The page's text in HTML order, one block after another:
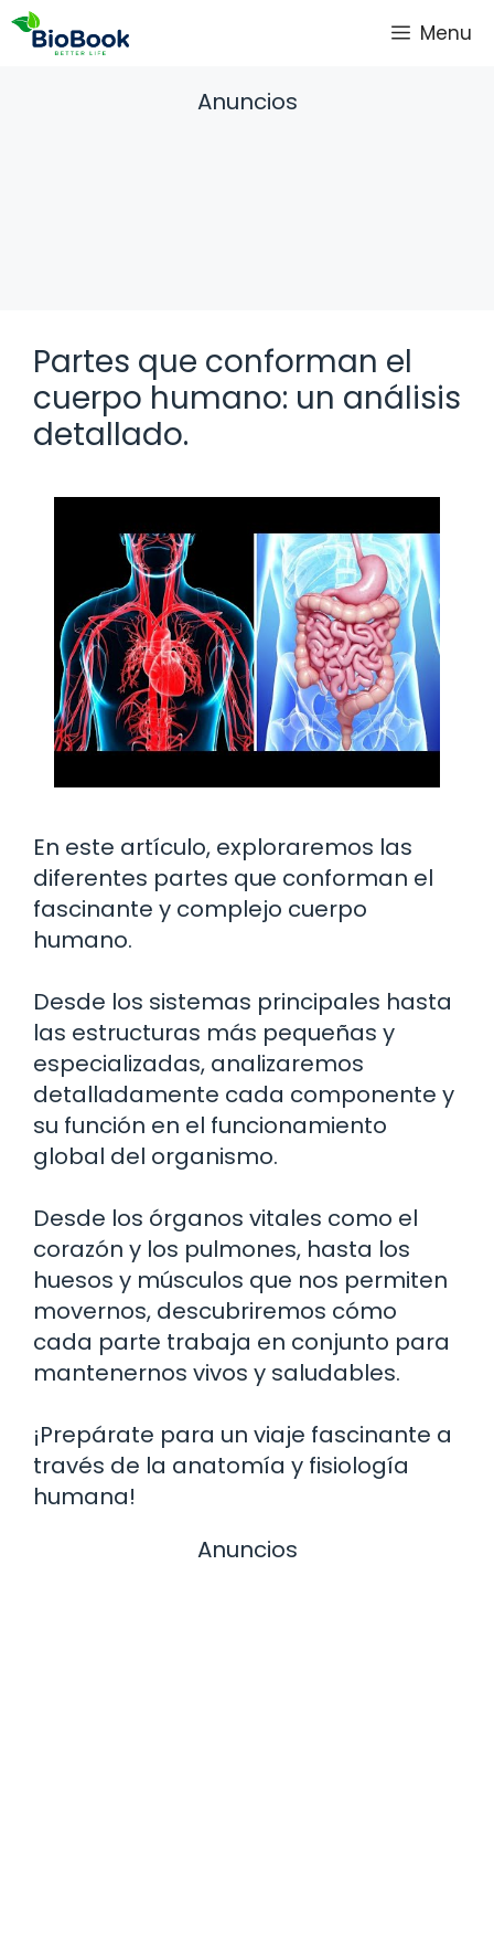
Saltar
Menu
Anuncios
Partes que conforman el
cuerpo humano: un análisis
detallado.
En este artículo, exploraremos las
diferentes partes que conforman el
fascinante y complejo cuerpo
humano.
Desde los sistemas principales hasta
las estructuras más pequeñas y
especializadas, analizaremos
detalladamente cada componente y
su función en el funcionamiento
global del organismo.
Desde los órganos vitales como el
corazón y los pulmones, hasta los
huesos y músculos que nos permiten
movernos, descubriremos cómo
cada parte trabaja en conjunto para
mantenernos vivos y saludables.
¡Prepárate para un viaje fascinante a
través de la anatomía y fisiología
humana!
Anuncios